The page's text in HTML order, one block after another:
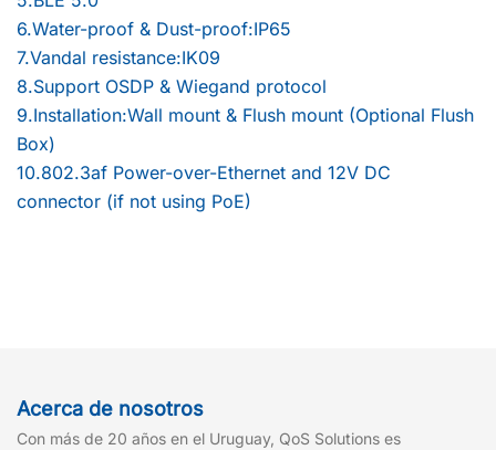
6.Water-proof & Dust-proof:IP65
7.Vandal resistance:IK09
8.Support OSDP & Wiegand protocol
9.Installation:Wall mount & Flush mount (Optional Flush
Box)
10.802.3af Power-over-Ethernet and 12V DC
connector (if not using PoE)
Acerca de nosotros
Con más de 20 años en el Uruguay, QoS Solutions es